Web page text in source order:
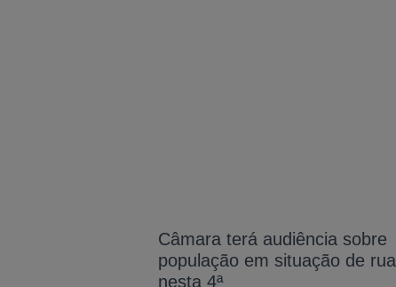
Câmara terá audiência sobre
população em situação de rua
nesta 4ª